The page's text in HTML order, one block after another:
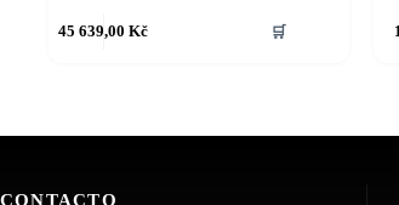
45 639,00Kč 🛒
CONTACTO